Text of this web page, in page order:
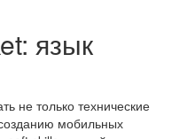
язык
не только технические
мобильных